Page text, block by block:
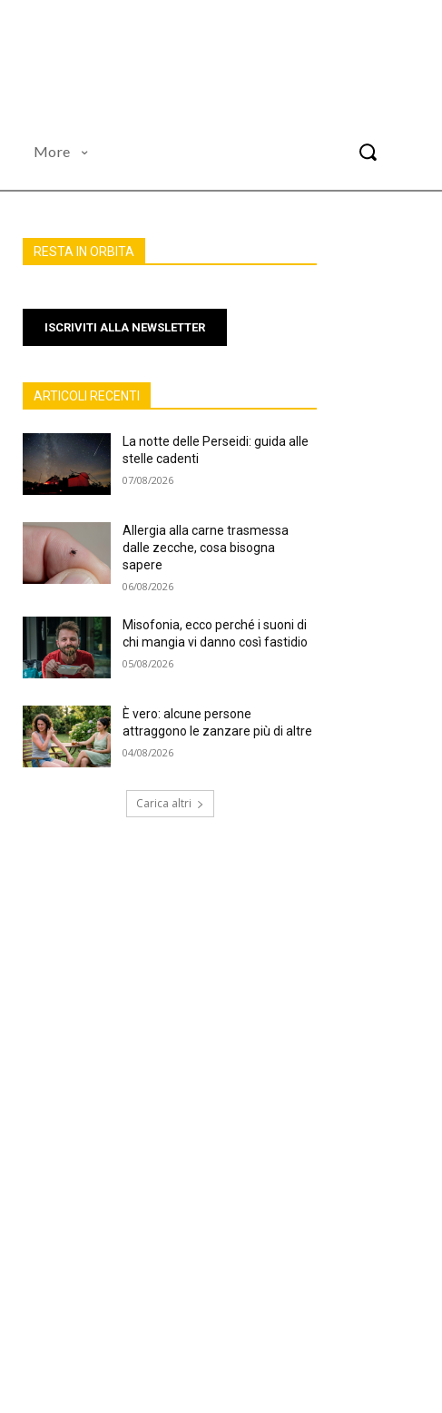
More
RESTA IN ORBITA
ISCRIVITI ALLA NEWSLETTER
ARTICOLI RECENTI
La notte delle Perseidi: guida alle
stelle cadenti
07/08/2026
Allergia alla carne trasmessa
dalle zecche, cosa bisogna
sapere
06/08/2026
Misofonia, ecco perché i suoni di
chi mangia vi danno così fastidio
05/08/2026
È vero: alcune persone
attraggono le zanzare più di altre
04/08/2026
Carica altri